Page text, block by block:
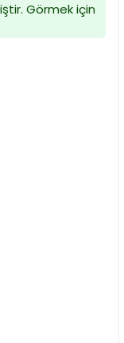
Görmek için